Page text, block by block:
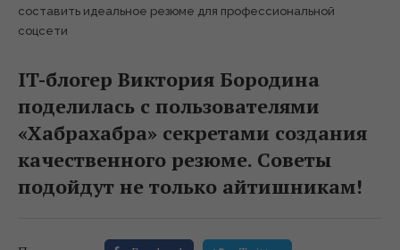
составить идеальное резюме для профессиональной
соцсети
IT-блогер Виктория Бородина
поделилась с пользователями
«Хабрахабра» секретами создания
качественного резюме. Советы
подойдут не только айтишникам!